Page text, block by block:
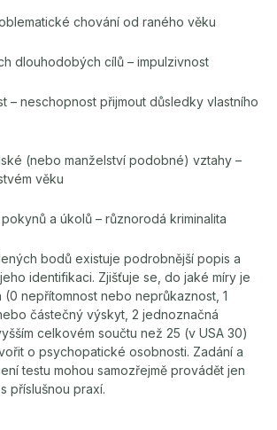
chování od raného věku
dlouhodobých cílů – impulzivnost
– neschopnost přijmout důsledky vlastního
(nebo manželství podobné) vztahy –
věku
a úkolů – různorodá kriminalita
bodů existuje podrobnější popis a
identifikaci. Zjišťuje se, do jaké míry je
nepřítomnost nebo neprůkaznost, 1
částečný výskyt, 2 jednoznačná
celkovém součtu než 25 (v USA 30)
o psychopatické osobnosti. Zadání a
testu mohou samozřejmě provádět jen
příslušnou praxí.